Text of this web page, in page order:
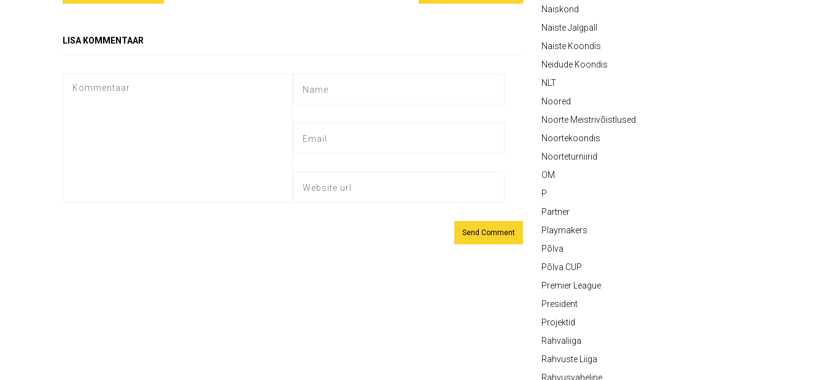
LISA KOMMENTAAR
Naiskond
Naiste Jalgpall
Naiste Koondis
Neidude Koondis
NLT
Noored
Noorte Meistrivõistlused
Noortekoondis
Noorteturniirid
OM
P
Partner
Playmakers
Põlva
Põlva CUP
Premier League
President
Projektid
Rahvaliiga
Rahvuste Liiga
Rahvusvaheline